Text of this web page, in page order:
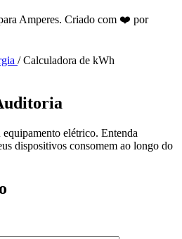
Amperes. Criado com ❤️ por
/Calculadora de kWh
elétrico. Entenda
dispositivos consomem ao longo do